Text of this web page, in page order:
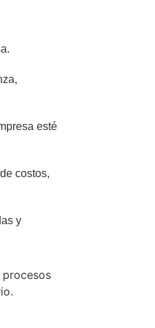
esté
costos,
y